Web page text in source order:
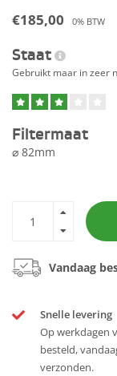
€185,00 0% BTW
Staat
Gebruikt maar in zeer
Filtermaat
⌀ 82mm
Vandaag
Snelle levering
Op werkdagen
besteld,
verzonden.